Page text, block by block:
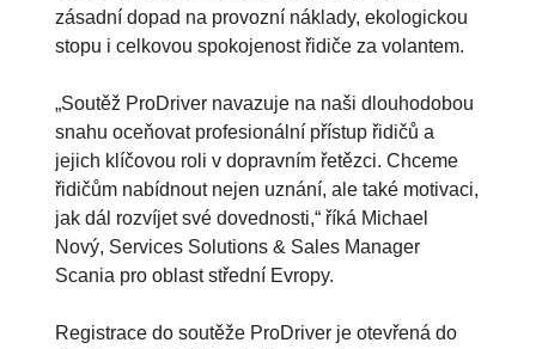
zásadní dopad na provozní náklady, ekologickou
stopu i celkovou spokojenost řidiče za volantem.
„Soutěž ProDriver navazuje na naši dlouhodobou
snahu oceňovat profesionální přístup řidičů a
jejich klíčovou roli v dopravním řetězci. Chceme
řidičům nabídnout nejen uznání, ale také motivaci,
jak dál rozvíjet své dovednosti,“ říká Michael
Nový, Services Solutions & Sales Manager
Scania pro oblast střední Evropy.
Registrace do soutěže ProDriver je otevřená do